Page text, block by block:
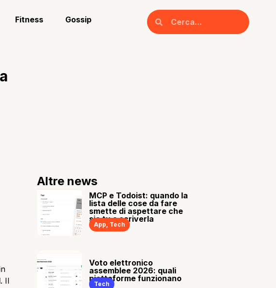
Fitness Gossip
. Il
Altre news
MCP e Todoist: quando la
lista delle cose da fare
smette di aspettare che
sia tu a scriverla
App, Tech
Voto elettronico
assemblee 2026: quali
piattaforme funzionano
Tech